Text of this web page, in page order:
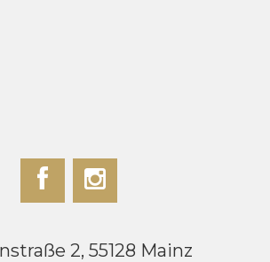
2, 55128 Mainz